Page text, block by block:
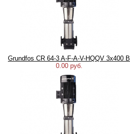
Grundfos CR 64-3 A-F-A-V-HQQV 3х400 В
0.00 руб.